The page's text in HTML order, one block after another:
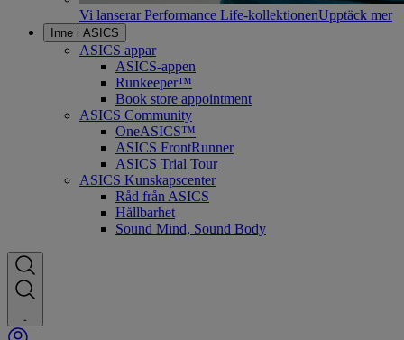
Vi lanserar Performance Life-kollektionenUpptäck mer
Inne i ASICS
ASICS appar
ASICS-appen
Runkeeper™
Book store appointment
ASICS Community
OneASICS™
ASICS FrontRunner
ASICS Trial Tour
ASICS Kunskapscenter
Råd från ASICS
Hållbarhet
Sound Mind, Sound Body